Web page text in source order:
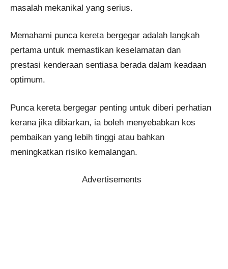
masalah mekanikal yang serius.
Memahami punca kereta bergegar adalah langkah
pertama untuk memastikan keselamatan dan
prestasi kenderaan sentiasa berada dalam keadaan
optimum.
Punca kereta bergegar penting untuk diberi perhatian
kerana jika dibiarkan, ia boleh menyebabkan kos
pembaikan yang lebih tinggi atau bahkan
meningkatkan risiko kemalangan.
Advertisements